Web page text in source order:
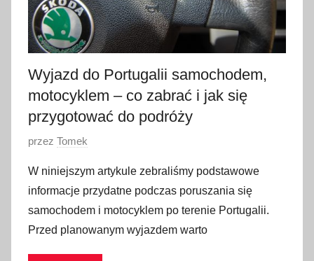
a
2
0
3
Wyjazd do Portugalii samochodem,
motocyklem – co zabrać i jak się
przygotować do podróży
O
u
b
l
i
przez Tomek
W niniejszym artykule zebraliśmy podstawowe
informacje przydatne podczas poruszania się
samochodem i motocyklem po terenie Portugalii.
Przed planowanym wyjazdem warto